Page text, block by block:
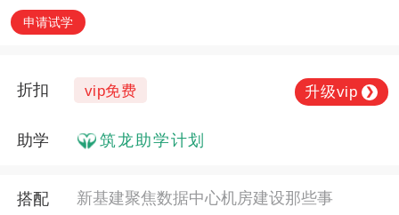
申请试学
折扣 vip免费 升级vip ❯
助学 筑龙助学计划
搭配 新基建聚焦数据中心机房建设那些事